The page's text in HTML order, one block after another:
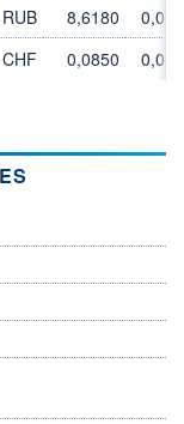
8,6180
0,0850